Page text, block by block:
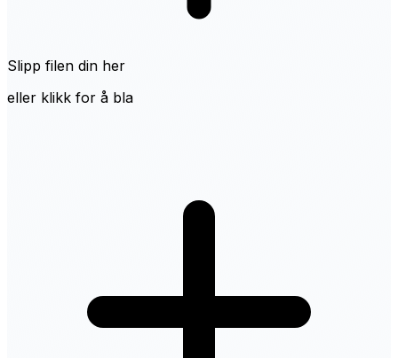
Slipp filen din her
eller klikk for å bla